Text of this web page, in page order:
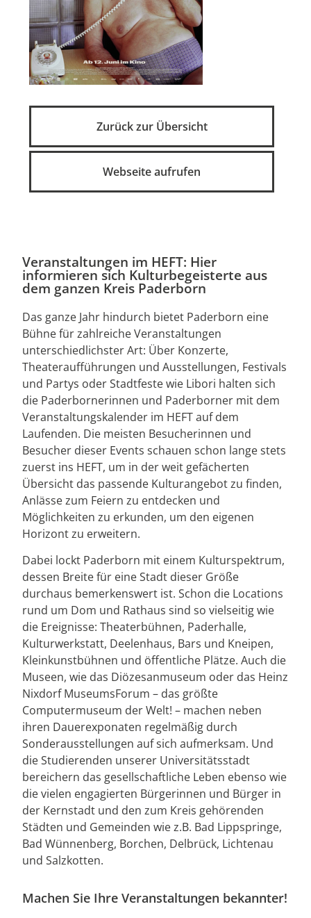
Zurück zur Übersicht
Webseite aufrufen
Veranstaltungen im HEFT: Hier
informieren sich Kulturbegeisterte aus
dem ganzen Kreis Paderborn
Das ganze Jahr hindurch bietet Paderborn eine
Bühne für zahlreiche Veranstaltungen
unterschiedlichster Art: Über Konzerte,
Theateraufführungen und Ausstellungen, Festivals
und Partys oder Stadtfeste wie Libori halten sich
die Paderbornerinnen und Paderborner mit dem
Veranstaltungskalender im HEFT auf dem
Laufenden. Die meisten Besucherinnen und
Besucher dieser Events schauen schon lange stets
zuerst ins HEFT, um in der weit gefächerten
Übersicht das passende Kulturangebot zu finden,
Anlässe zum Feiern zu entdecken und
Möglichkeiten zu erkunden, um den eigenen
Horizont zu erweitern.
Dabei lockt Paderborn mit einem Kulturspektrum,
dessen Breite für eine Stadt dieser Größe
durchaus bemerkenswert ist. Schon die Locations
rund um Dom und Rathaus sind so vielseitig wie
die Ereignisse: Theaterbühnen, Paderhalle,
Kulturwerkstatt, Deelenhaus, Bars und Kneipen,
Kleinkunstbühnen und öffentliche Plätze. Auch die
Museen, wie das Diözesanmuseum oder das Heinz
Nixdorf MuseumsForum – das größte
Computermuseum der Welt! – machen neben
ihren Dauerexponaten regelmäßig durch
Sonderausstellungen auf sich aufmerksam. Und
die Studierenden unserer Universitätsstadt
bereichern das gesellschaftliche Leben ebenso wie
die vielen engagierten Bürgerinnen und Bürger in
der Kernstadt und den zum Kreis gehörenden
Städten und Gemeinden wie z.B. Bad Lippspringe,
Bad Wünnenberg, Borchen, Delbrück, Lichtenau
und Salzkotten.
Machen Sie Ihre Veranstaltungen bekannter!